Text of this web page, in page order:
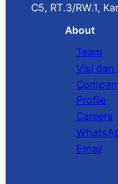
C5, RT.3/RW.1,
About
Team
Visi dan
Profile
Careers
Email